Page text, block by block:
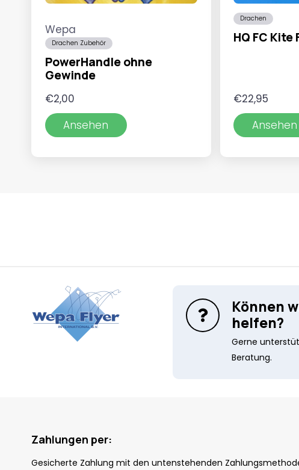
Wepa
Drachen Zubehör
PowerHandle ohne
Gewinde
€2,00
Ansehen
Drachen
HQ FC Kite
€22,95
Ansehen
Können
helfen?
Gerne
Beratung.
Zahlungen per:
Gesicherte Zahlung mit den untenstehenden